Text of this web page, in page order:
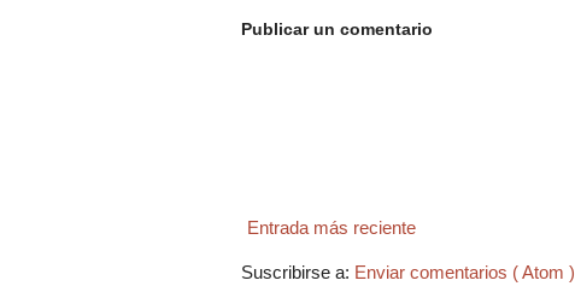
Publicar un comentario
Entrada más reciente
Suscribirse a: Enviar comentarios ( Atom )